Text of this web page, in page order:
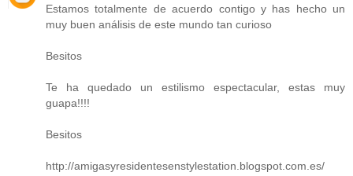
Estamos totalmente de acuerdo contigo y has hecho un
muy buen análisis de este mundo tan curioso
Besitos
Te ha quedado un estilismo espectacular, estas muy
guapa!!!!
Besitos
http://amigasyresidentesenstylestation.blogspot.com.es/